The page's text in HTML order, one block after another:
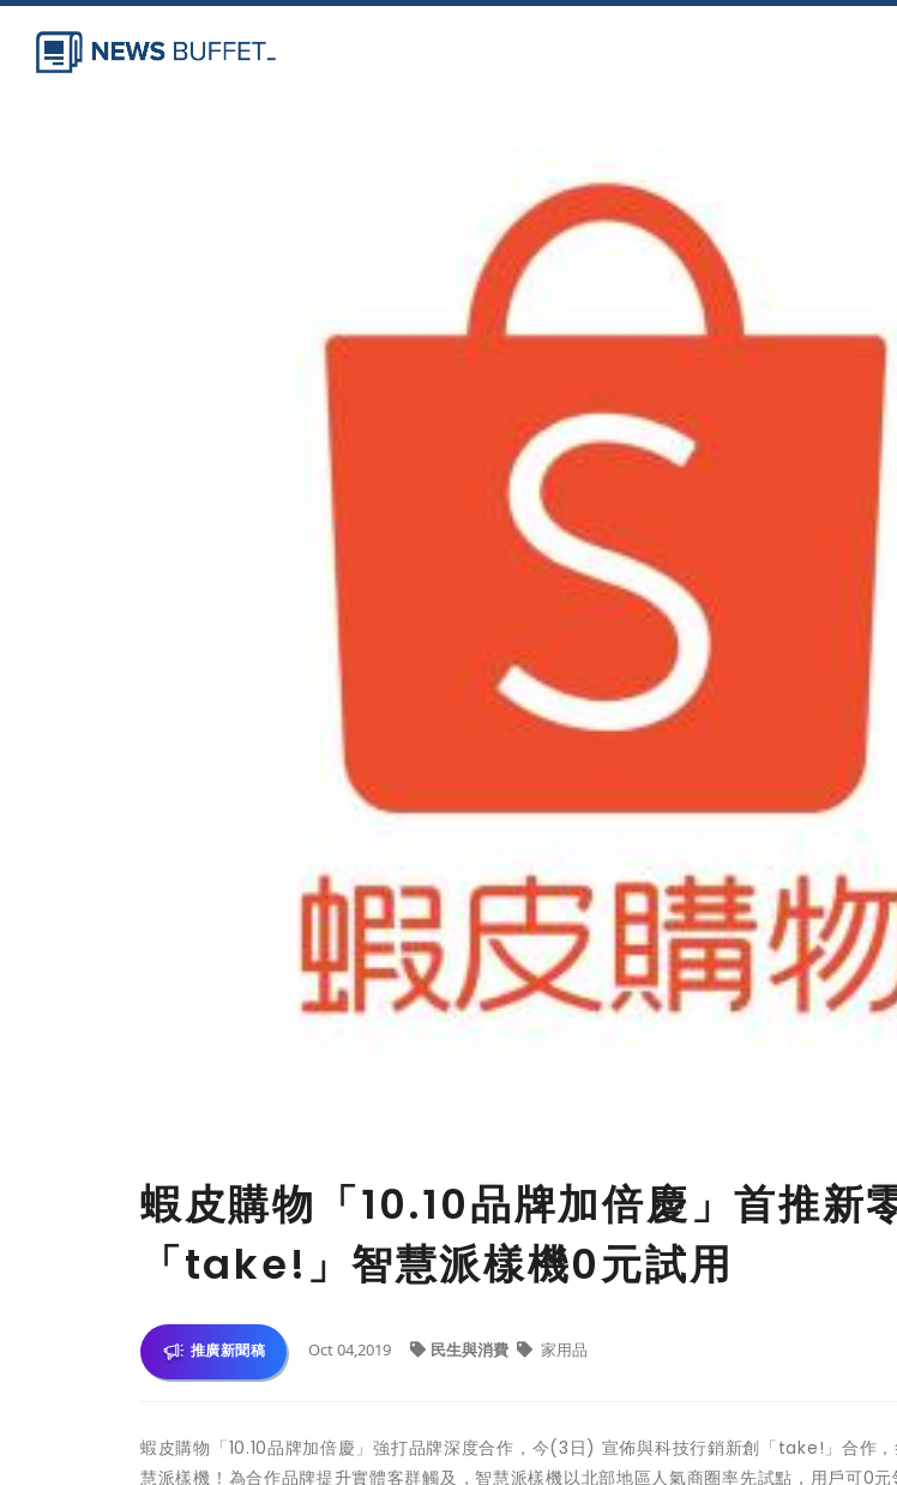
蝦皮購物「10.10品牌加倍慶」首推新
「take!」智慧派樣機0元試用
推廣新聞稿 Oct 04,2019 民生與消費 家用品
蝦皮購物「10.10品牌加倍慶」強打品牌深度合作，今(3日) 宣佈與科技行銷新創「take!」合作
慧派樣機！為合作品牌提升實體客群觸及，智慧派樣機以北部地區人氣商圈率先試點，用戶可0元